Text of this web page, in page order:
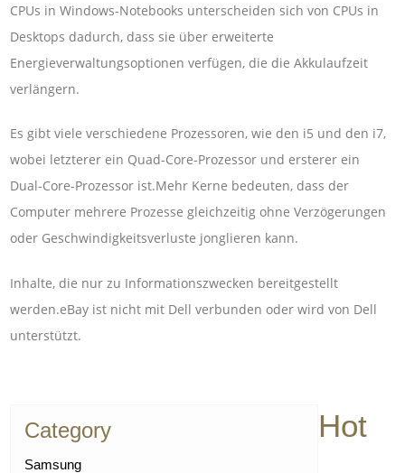
CPUs in Windows-Notebooks unterscheiden sich von CPUs in
Desktops dadurch, dass sie über erweiterte
Energieverwaltungsoptionen verfügen, die die Akkulaufzeit
verlängern.
Es gibt viele verschiedene Prozessoren, wie den i5 und den i7,
wobei letzterer ein Quad-Core-Prozessor und ersterer ein
Dual-Core-Prozessor ist.Mehr Kerne bedeuten, dass der
Computer mehrere Prozesse gleichzeitig ohne Verzögerungen
oder Geschwindigkeitsverluste jonglieren kann.
Inhalte, die nur zu Informationszwecken bereitgestellt
werden.eBay ist nicht mit Dell verbunden oder wird von Dell
unterstützt.
Category
Samsung
Hot